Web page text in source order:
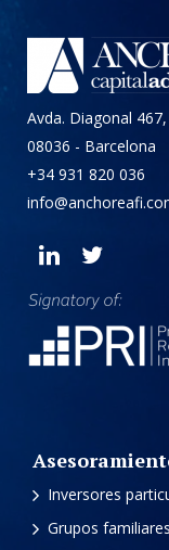
Avda. Diagonal 467,
08036 - Barcelona
+34 931 820 036
Inversores
Grupos familiares